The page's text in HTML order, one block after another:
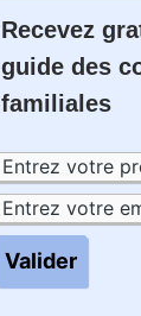
Recevez
guide des
familiales